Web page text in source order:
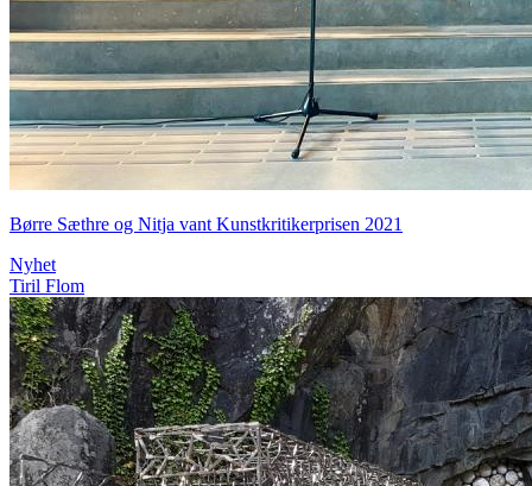
Børre Sæthre og Nitja vant Kunstkritikerprisen 2021
Nyhet
Tiril Flom